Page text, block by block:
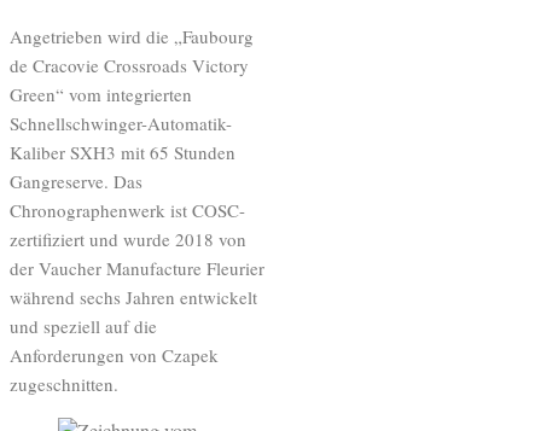
Angetrieben wird die „Faubourg
de Cracovie Crossroads Victory
Green“ vom integrierten
Schnellschwinger-Automatik-
Kaliber SXH3 mit 65 Stunden
Gangreserve. Das
Chronographenwerk ist COSC-
zertifiziert und wurde 2018 von
der Vaucher Manufacture Fleurier
während sechs Jahren entwickelt
und speziell auf die
Anforderungen von Czapek
zugeschnitten.